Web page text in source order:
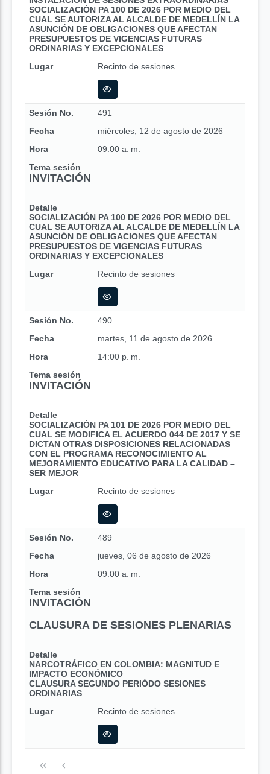
SOCIALIZACIÓN PA 100 DE 2026 POR MEDIO DEL
CUAL SE AUTORIZA AL ALCALDE DE MEDELLÍN LA
ASUNCIÓN DE OBLIGACIONES QUE AFECTAN
PRESUPUESTOS DE VIGENCIAS FUTURAS
ORDINARIAS Y EXCEPCIONALES
Lugar
Recinto de sesiones
Sesión No.
491
Fecha
miércoles, 12 de agosto de 2026
Hora
09:00 a. m.
Tema sesión
INVITACIÓN
Detalle
SOCIALIZACIÓN PA 100 DE 2026 POR MEDIO DEL
CUAL SE AUTORIZA AL ALCALDE DE MEDELLÍN LA
ASUNCIÓN DE OBLIGACIONES QUE AFECTAN
PRESUPUESTOS DE VIGENCIAS FUTURAS
ORDINARIAS Y EXCEPCIONALES
Lugar
Recinto de sesiones
Sesión No.
490
Fecha
martes, 11 de agosto de 2026
Hora
14:00 p. m.
Tema sesión
INVITACIÓN
Detalle
SOCIALIZACIÓN PA 101 DE 2026 POR MEDIO DEL
CUAL SE MODIFICA EL ACUERDO 044 DE 2017 Y SE
DICTAN OTRAS DISPOSICIONES RELACIONADAS
CON EL PROGRAMA RECONOCIMIENTO AL
MEJORAMIENTO EDUCATIVO PARA LA CALIDAD –
SER MEJOR
Lugar
Recinto de sesiones
Sesión No.
489
Fecha
jueves, 06 de agosto de 2026
Hora
09:00 a. m.
Tema sesión
INVITACIÓN
CLAUSURA DE SESIONES PLENARIAS
Detalle
NARCOTRÁFICO EN COLOMBIA: MAGNITUD E
IMPACTO ECONÓMICO
CLAUSURA SEGUNDO PERIÓDO SESIONES
ORDINARIAS
Lugar
Recinto de sesiones